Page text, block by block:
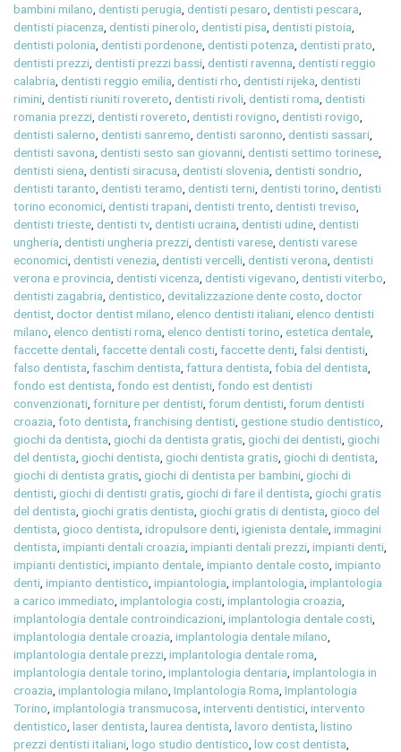
bambini milano ,dentisti perugia ,dentisti pesaro ,dentisti pescara
dentisti piacenza ,dentisti pinerolo ,dentisti pisa ,dentisti pistoia
dentisti polonia ,dentisti pordenone ,dentisti potenza ,dentisti prato
dentisti prezzi ,dentisti prezzi bassi ,dentisti ravenna ,dentisti reggio
calabria ,dentisti reggio emilia ,dentisti rho ,dentisti rijeka ,dentisti
rimini ,dentisti riuniti rovereto ,dentisti rivoli ,dentisti roma ,dentisti
romania prezzi ,dentisti rovereto ,dentisti rovigno ,dentisti rovigo
dentisti salerno ,dentisti sanremo ,dentisti saronno ,dentisti sassari
dentisti savona ,dentisti sesto san giovanni ,dentisti settimo torinese
dentisti siena ,dentisti siracusa ,dentisti slovenia ,dentisti sondrio
dentisti taranto ,dentisti teramo ,dentisti terni ,dentisti torino ,dentisti
torino economici ,dentisti trapani ,dentisti trento ,dentisti treviso
dentisti trieste ,dentisti tv,dentisti ucraina ,dentisti udine ,dentisti
ungheria ,dentisti ungheria prezzi ,dentisti varese ,dentisti varese
economici ,dentisti venezia ,dentisti vercelli ,dentisti verona ,dentisti
verona e provincia ,dentisti vicenza ,dentisti vigevano ,dentisti viterbo
dentisti zagabria ,dentistico ,devitalizzazione dente costo ,doctor
dentist ,doctor dentist milano ,elenco dentisti italiani ,elenco dentisti
milano ,elenco dentisti roma ,elenco dentisti torino ,estetica dentale
faccette dentali ,faccette dentali costi ,faccette denti ,falsi dentisti
falso dentista ,faschim dentista ,fattura dentista ,fobia del dentista
fondo est dentista ,fondo est dentisti ,fondo est dentisti
convenzionati ,forniture per dentisti ,forum dentisti ,forum dentisti
croazia ,foto dentista ,franchising dentisti ,gestione studio dentistico
giochi da dentista ,giochi da dentista gratis ,giochi dei dentisti ,giochi
del dentista ,giochi dentista ,giochi dentista gratis ,giochi di dentista
giochi di dentista gratis ,giochi di dentista per bambini ,giochi di
dentisti ,giochi di dentisti gratis ,giochi di fare il dentista ,giochi gratis
del dentista ,giochi gratis dentista ,giochi gratis di dentista ,gioco del
dentista ,gioco dentista ,idropulsore denti ,igienista dentale ,immagini
dentista ,impianti dentali croazia ,impianti dentali prezzi ,impianti denti
impianti dentistici ,impianto dentale ,impianto dentale costo ,impianto
denti ,impianto dentistico ,impiantologia ,implantologia ,implantologia
a carico immediato ,implantologia costi ,implantologia croazia
implantologia dentale controindicazioni ,implantologia dentale costi
implantologia dentale croazia ,implantologia dentale milano
implantologia dentale prezzi ,implantologia dentale roma
implantologia dentale torino ,implantologia dentaria ,implantologia in
croazia ,implantologia milano ,Implantologia Roma ,Implantologia
Torino ,implantologia transmucosa ,interventi dentistici ,intervento
dentistico ,laser dentista ,laurea dentista ,lavoro dentista ,listino
prezzi dentisti italiani ,logo studio dentistico ,low cost dentista